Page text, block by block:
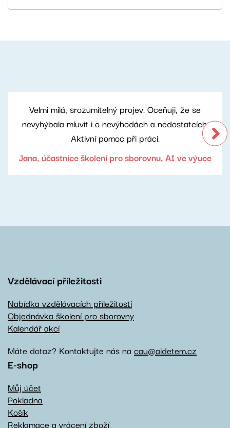
Velmi milá, srozumitelný projev. Oceňuji, že se
nevyhýbala mluvit i o nevýhodách a nedostatcích.
Aktivní pomoc při práci.
Jana, účastnice školení pro sborovnu, AI ve výuce
Vzdělávací příležitosti
Nabídka vzdělávacích příležitostí
Objednávka školení pro sborovny
Kalendář akcí
Máte dotaz? Kontaktujte nás na cau@aidetem.cz
E-shop
Můj účet
Pokladna
Košík
Reklamace a vrácení zboží